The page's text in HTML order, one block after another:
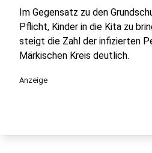
Im Gegensatz zu den
Pflicht, Kinder in die Kita zu
steigt die Zahl der infizierten
Märkischen Kreis deutlich.
Anzeige